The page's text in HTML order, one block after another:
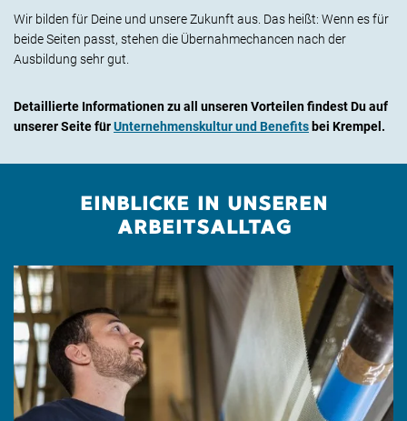
Wir bilden für Deine und unsere Zukunft aus. Das heißt: Wenn es für
beide Seiten passt, stehen die Übernahmechancen nach der
Ausbildung sehr gut.
Detaillierte Informationen zu all unseren Vorteilen findest Du auf
unserer Seite fürUnternehmenskultur und Benefitsbei Krempel.
EINBLICKE IN UNSEREN
ARBEITSALLTAG